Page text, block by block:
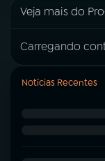
Veja mais do
Carregando
Notícias Recentes